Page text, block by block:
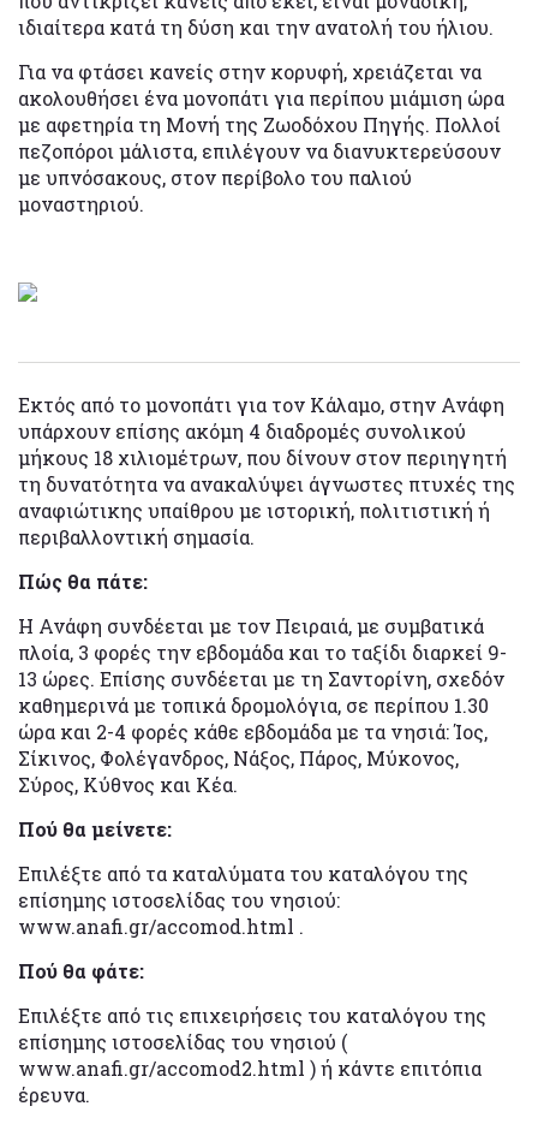
ιδιαίτερα κατά τη δύση και την ανατολή του ήλιου.
Για να φτάσει κανείς στην κορυφή, χρειάζεται να
ακολουθήσει ένα μονοπάτι για περίπου μιάμιση ώρα
με αφετηρία τη Μονή της Ζωοδόχου Πηγής. Πολλοί
πεζοπόροι μάλιστα, επιλέγουν να διανυκτερεύσουν
με υπνόσακους, στον περίβολο του παλιού
μοναστηριού.
Εκτός από το μονοπάτι για τον Κάλαμο, στην Ανάφη
υπάρχουν επίσης ακόμη 4 διαδρομές συνολικού
μήκους 18 χιλιομέτρων, που δίνουν στον περιηγητή
τη δυνατότητα να ανακαλύψει άγνωστες πτυχές της
αναφιώτικης υπαίθρου με ιστορική, πολιτιστική ή
περιβαλλοντική σημασία.
Πώς θα πάτε:
Η Ανάφη συνδέεται με τον Πειραιά, με συμβατικά
πλοία, 3 φορές την εβδομάδα και το ταξίδι διαρκεί 9-
13 ώρες. Επίσης συνδέεται με τη Σαντορίνη, σχεδόν
καθημερινά με τοπικά δρομολόγια, σε περίπου 1.30
ώρα και 2-4 φορές κάθε εβδομάδα με τα νησιά: Ίος,
Σίκινος, Φολέγανδρος, Νάξος, Πάρος, Μύκονος,
Σύρος, Κύθνος και Κέα.
Πού θα μείνετε:
Επιλέξτε από τα καταλύματα του καταλόγου της
επίσημης ιστοσελίδας του νησιού:
www.anafi.gr/accomod.html .
Πού θα φάτε:
Επιλέξτε από τις επιχειρήσεις του καταλόγου της
επίσημης ιστοσελίδας του νησιού (
www.anafi.gr/accomod2.html ) ή κάντε επιτόπια
έρευνα.